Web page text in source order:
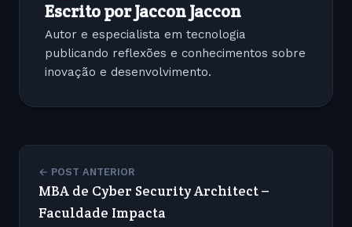
Escrito por Jaccon Jaccon
Autor e especialista em tecnologia
publicando reflexões e conhecimentos sobre
inovação e desenvolvimento.
← POST ANTERIOR
MBA de Cyber Security Architect –
Faculdade Impacta